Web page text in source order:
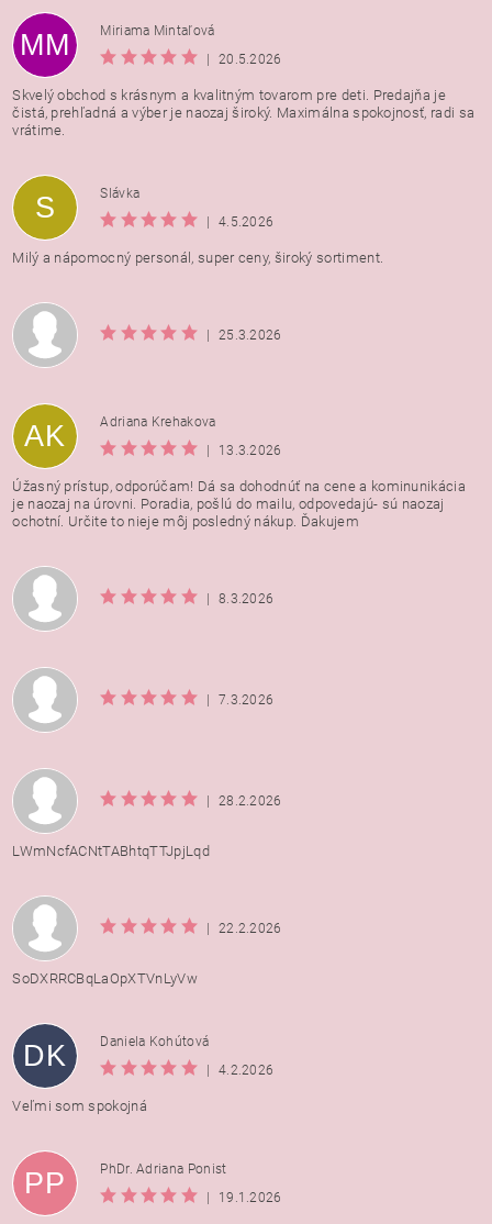
Vložením hodnotenie súhlasíte s
osobných údajov
MM
Miriama Mintaľová
20.5.2026
Skvelý obchod s krásnym a kvalitným tovarom pre deti. Predajňa je
čistá, prehľadná a výber je naozaj široký. Maximálna spokojnosť, radi sa
vrátime.
S
Slávka
4.5.2026
Milý a nápomocný personál, super ceny, široký sortiment.
25.3.2026
AK
Adriana Krehakova
13.3.2026
Úžasný prístup, odporúčam! Dá sa dohodnúť na cene a kominunikácia
je naozaj na úrovni. Poradia, pošlú do mailu, odpovedajú- sú naozaj
ochotní. Určite to nieje môj posledný nákup. Ďakujem
8.3.2026
7.3.2026
28.2.2026
LWmNcfACNtTABhtqTTJpjLqd
22.2.2026
SoDXRRCBqLaOpXTVnLyVw
DK
Daniela Kohútová
4.2.2026
Veľmi som spokojná
PP
PhDr. Adriana Ponist
19.1.2026